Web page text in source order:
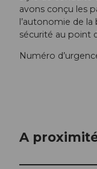
avons conçu les
l’autonomie de
sécurité au point
Numéro
A